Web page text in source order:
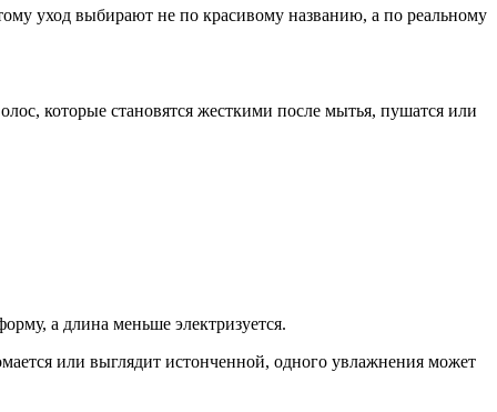
уход выбирают не по красивому названию, а по реальному
которые становятся жесткими после мытья, пушатся или
а длина меньше электризуется.
или выглядит истонченной, одного увлажнения может